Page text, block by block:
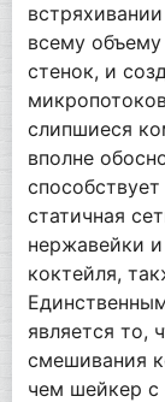
всему
стенок, и
слипшиеся
вполне
статичная
нержавейки
коктейля,
является то,
смешивания
чем шейкер с